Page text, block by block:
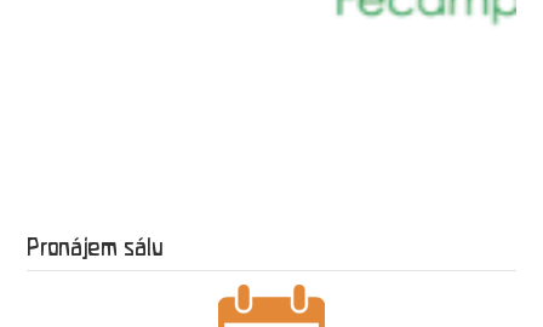
Pronájem sálu